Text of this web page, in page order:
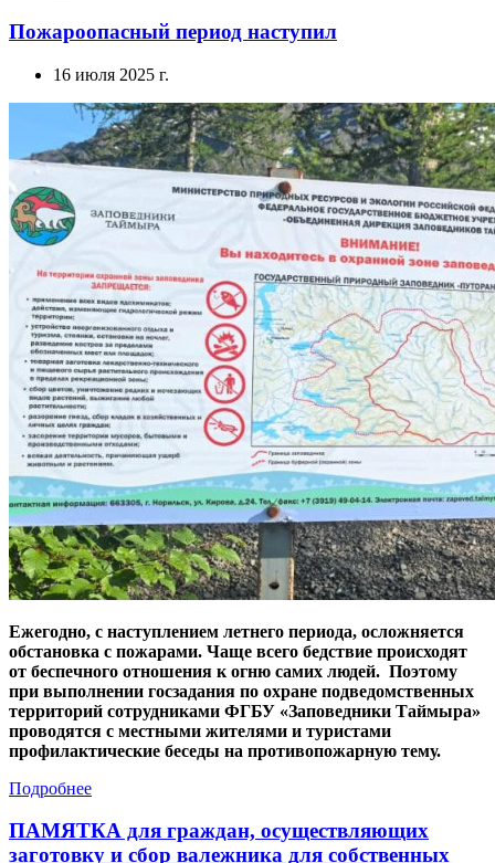
Пожароопасный период наступил
16 июля 2025 г.
Ежегодно, с наступлением летнего периода, осложняется
обстановка с пожарами. Чаще всего бедствие происходят
от беспечного отношения к огню самих людей. Поэтому
при выполнении госзадания по охране подведомственных
территорий сотрудниками ФГБУ «Заповедники Таймыра»
проводятся с местными жителями и туристами
профилактические беседы на противопожарную тему.
Подробнее
ПАМЯТКА для граждан, осуществляющих
заготовку и сбор валежника для собственных